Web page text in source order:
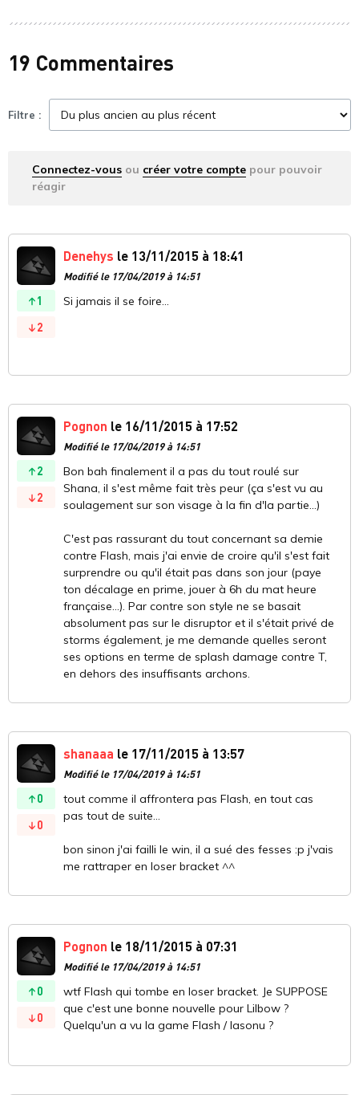
19 Commentaires
Filtre :
Connectez-vous ou créer votre compte pour pouvoir
réagir
1
2
Denehys le 13/11/2015 à 18:41
Modifié le 17/04/2019 à 14:51
Si jamais il se foire...
2
2
Pognon le 16/11/2015 à 17:52
Modifié le 17/04/2019 à 14:51
Bon bah finalement il a pas du tout roulé sur
Shana, il s'est même fait très peur (ça s'est vu au
soulagement sur son visage à la fin d'la partie...)
C'est pas rassurant du tout concernant sa demie
contre Flash, mais j'ai envie de croire qu'il s'est fait
surprendre ou qu'il était pas dans son jour (paye
ton décalage en prime, jouer à 6h du mat heure
française...). Par contre son style ne se basait
absolument pas sur le disruptor et il s'était privé de
storms également, je me demande quelles seront
ses options en terme de splash damage contre T,
en dehors des insuffisants archons.
0
0
shanaaa le 17/11/2015 à 13:57
Modifié le 17/04/2019 à 14:51
tout comme il affrontera pas Flash, en tout cas
pas tout de suite...
bon sinon j'ai failli le win, il a sué des fesses :p j'vais
me rattraper en loser bracket ^^
0
0
Pognon le 18/11/2015 à 07:31
Modifié le 17/04/2019 à 14:51
wtf Flash qui tombe en loser bracket. Je SUPPOSE
que c'est une bonne nouvelle pour Lilbow ?
Quelqu'un a vu la game Flash / Iasonu ?